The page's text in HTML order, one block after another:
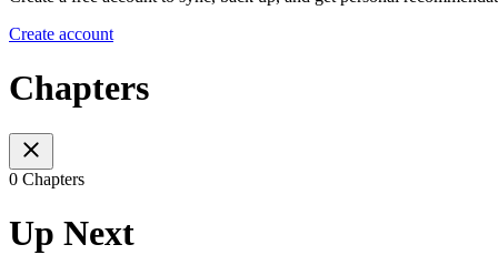
Create account
Chapters
0 Chapters
Up Next